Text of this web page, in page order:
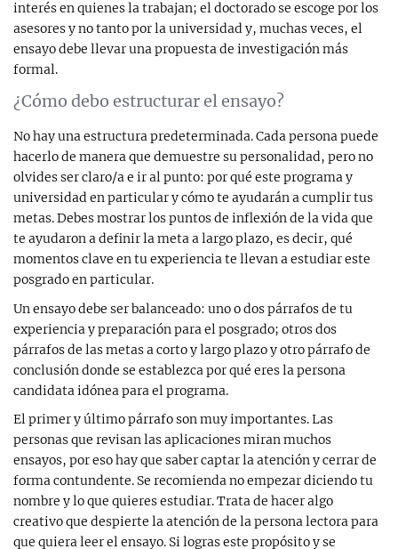
interés en quienes la trabajan; el doctorado se escoge por los
asesores y no tanto por la universidad y, muchas veces, el
ensayo debe llevar una propuesta de investigación más
formal.
¿Cómo debo estructurar el ensayo?
No hay una estructura predeterminada. Cada persona puede
hacerlo de manera que demuestre su personalidad, pero no
olvides ser claro/a e ir al punto: por qué este programa y
universidad en particular y cómo te ayudarán a cumplir tus
metas. Debes mostrar los puntos de inflexión de la vida que
te ayudaron a definir la meta a largo plazo, es decir, qué
momentos clave en tu experiencia te llevan a estudiar este
posgrado en particular.
Un ensayo debe ser balanceado: uno o dos párrafos de tu
experiencia y preparación para el posgrado; otros dos
párrafos de las metas a corto y largo plazo y otro párrafo de
conclusión donde se establezca por qué eres la persona
candidata idónea para el programa.
El primer y último párrafo son muy importantes. Las
personas que revisan las aplicaciones miran muchos
ensayos, por eso hay que saber captar la atención y cerrar de
forma contundente. Se recomienda no empezar diciendo tu
nombre y lo que quieres estudiar. Trata de hacer algo
creativo que despierte la atención de la persona lectora para
que quiera leer el ensayo. Si logras este propósito y se